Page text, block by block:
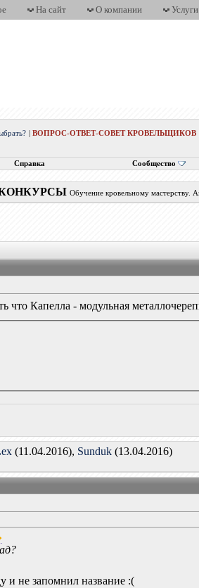
На сайт О компании Услуги
|ВОПРОС-ОТВЕТ-СОВЕТ КРОВЕЛЬЩИКОВ
Справка Сообщество
КОНКУРСЫ Обучение кровельному мастерству.
что Капелла - модульная
(11.04.2016), Sunduk (13.04.2016)
и не запомнил название :(